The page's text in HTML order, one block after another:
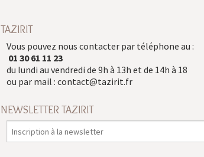
TAZIRIT
Vous pouvez nous contacter par téléphone au :
01 30 61 11 23
du lundi au vendredi de 9h à 13h et de 14h à 18
ou par mail : contact@tazirit.fr
NEWSLETTER TAZIRIT